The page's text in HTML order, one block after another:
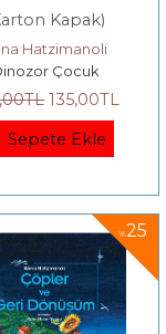
Kapak)
Hatzimanoli
Çocuk
,00TL 135,00TL
Sepete Ekle
%25